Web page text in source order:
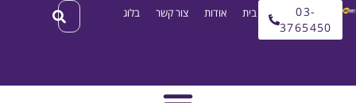
עמוד בית אודות צור קשר בלוג